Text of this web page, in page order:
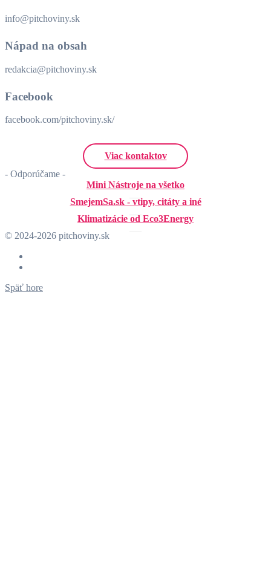
info@pitchoviny.sk
Nápad na obsah
redakcia@pitchoviny.sk
Facebook
facebook.com/pitchoviny.sk/
Viac kontaktov
- Odporúčame -
Mini Nástroje na všetko
SmejemSa.sk - vtipy, citáty a iné
Klimatizácie od Eco3Energy
© 2024-2026 pitchoviny.sk
Späť hore